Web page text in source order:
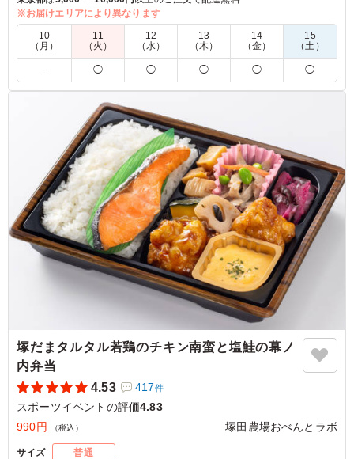
ます。
愛され続ける定番の味をどうぞご賞味ください。
※350mlペットボトル茶(サントリー伊右衛門)がメーカー都合
により終売となります。280mlペットボトル茶(サントリー伊右
衛門)に変更となります。
切替え期間中は在庫状況により350mlペットボトル茶(サントリ
ー伊右衛門)をお届けする場合がございます。
5.0
味は昔ながらの安定の味で美味しかったです。 物価高な
ので仕方ないですが、6切だと予算オーバーだったため3切
れを注文しましたが、子供達には少し物足りなかったかな
と思いました。
ご利用シーン：スポーツ›スポーツイベント
東京都世田谷区若林2026/01/03
※お届けエリアにより異なります
10
（月）
11
（火）
12
（水）
13
（木）
14
（金）
15
（土）
－ ◯ ◯ ◯ ◯ ◯
塚だまタルタル若鶏のチキン南蛮と塩鮭の幕ノ
内弁当
4.53
417件
スポーツイベントの評価4.83
990円
（税込） 塚田農場おべんとラボ
サイズ 普通